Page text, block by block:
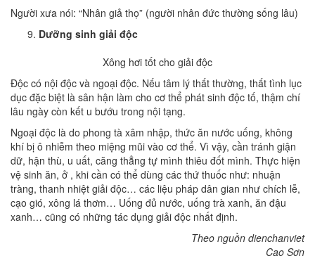
Người xưa nói: “Nhân giả thọ” (người nhân đức thường sống lâu)
Dưỡng sinh giải độc
Xông hơi tốt cho giải độc
Độc có nội độc và ngoại độc. Nếu tâm lý thất thường, thất tình lục
dục đặc biệt là sân hận làm cho cơ thể phát sinh độc tố, thậm chí
lâu ngày còn kết u bướu trong nội tạng.
Ngoại độc là do phong tà xâm nhập, thức ăn nước uống, không
khí bị ô nhiễm theo miệng mũi vào cơ thể. Vì vậy, cần tránh giận
dữ, hận thù, u uất, căng thẳng tự mình thiêu đốt mình. Thực hiện
vệ sinh ăn, ở , khi cần có thể dùng các thứ thuốc như: nhuận
tràng, thanh nhiệt giải độc… các liệu pháp dân gian như chích lễ,
cạo gió, xông lá thơm… Uống đủ nước, uống trà xanh, ăn đậu
xanh… cũng có những tác dụng giải độc nhất định.
Theo nguồn dienchanviet
Cao Sơn